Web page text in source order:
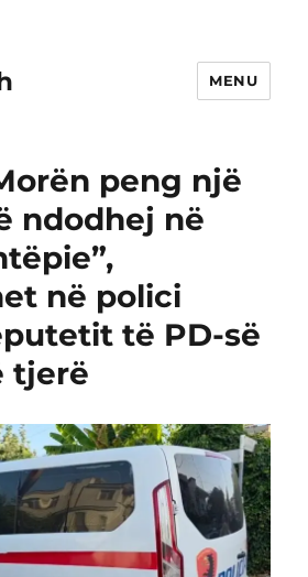
MENU
peng një
ndodhej në
në polici
të PD-së
tjerë